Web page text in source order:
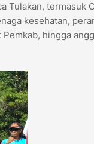
Tulakan, termasuk
kesehatan,
hingga